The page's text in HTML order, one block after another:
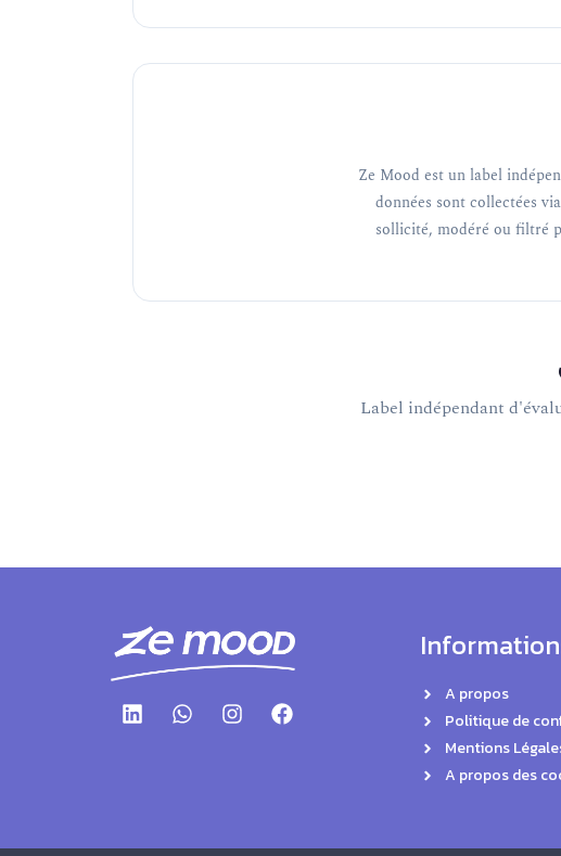
Ze Mood est un label
données sont collectées
sollicité, modéré ou filtré
Label indépendant
A propos
Politique de
Mentions
A propos des